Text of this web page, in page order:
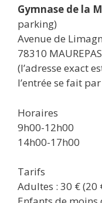
Gymnase de la
parking)
Avenue de
78310 MAUREPAS
(l’adresse exact
l’entrée se fait
Horaires
9h00-12h00
14h00-17h00
Tarifs
Adultes : 30 €